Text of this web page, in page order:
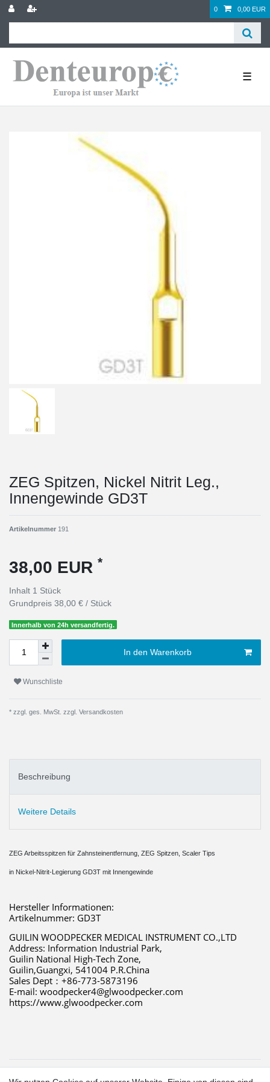
0 0,00 EUR
☰
ZEG Spitzen, Nickel Nitrit Leg.,
Innengewinde GD3T
Artikelnummer 191
38,00 EUR *
Inhalt 1 Stück
Grundpreis 38,00 € / Stück
Innerhalb von 24h versandfertig.
In den Warenkorb
Wunschliste
* zzgl. ges. MwSt. zzgl. Versandkosten
Beschreibung
Weitere Details
ZEG Arbeitsspitzen für Zahnsteinentfernung, ZEG Spitzen, Scaler Tips
in Nickel-Nitrit-Legierung GD3T mit Innengewinde
Hersteller Informationen:
Artikelnummer: GD3T
GUILIN WOODPECKER MEDICAL INSTRUMENT CO.,LTD
Address: Information Industrial Park,
Guilin National High-Tech Zone,
Guilin,Guangxi, 541004 P.R.China
Sales Dept：+86-773-5873196
E-mail: woodpecker4@glwoodpecker.com
https://www.glwoodpecker.com
1